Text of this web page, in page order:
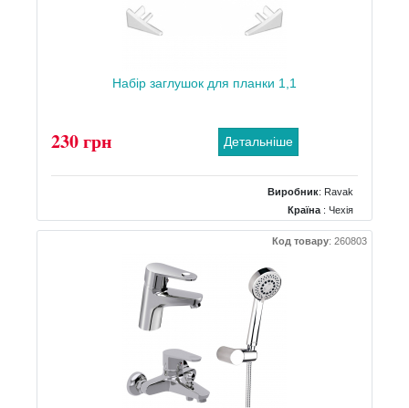
Набір заглушок для планки 1,1
230 грн Детальніше
Виробник: Ravak
Країна : Чехія
Код товару: 260803